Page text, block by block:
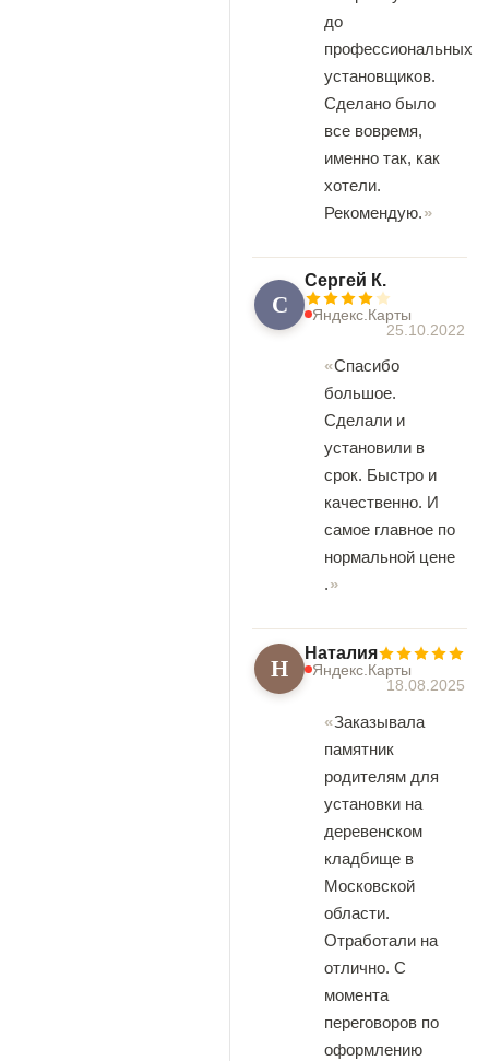
до
профессиональных
установщиков.
Сделано было
все вовремя,
именно так, как
хотели.
Рекомендую.
С
Сергей К.
Яндекс.Карты
25.10.2022
Спасибо
большое.
Сделали и
установили в
срок. Быстро и
качественно. И
самое главное по
нормальной цене
.
Н Наталия
Яндекс.Карты
18.08.2025
Заказывала
памятник
родителям для
установки на
деревенском
кладбище в
Московской
области.
Отработали на
отлично. С
момента
переговоров по
оформлению